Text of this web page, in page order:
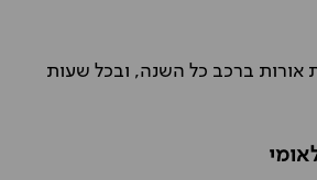
אורות ברכב כל השנה, ובכל שעות